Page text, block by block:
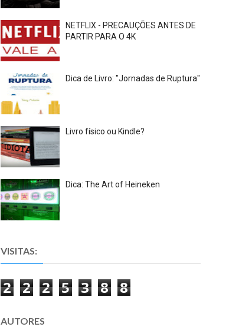
NETFLIX - PRECAUÇÕES ANTES DE
PARTIR PARA O 4K
Dica de Livro: "Jornadas de Ruptura"
Livro físico ou Kindle?
Dica: The Art of Heineken
VISITAS:
2 2 2 5 3 8 8
AUTORES